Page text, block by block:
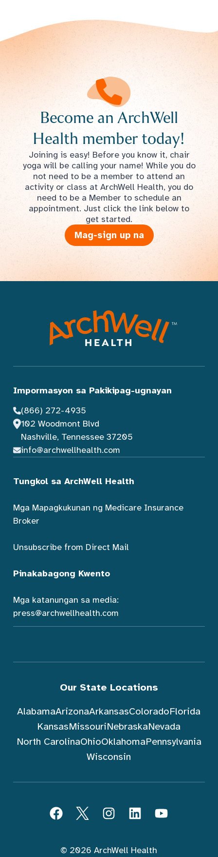
Become an ArchWell
Health member today!
Joining is easy! Before you know it, chair
yoga will be calling your name! While you do
not need to be a member to attend an
activity or class at ArchWell Health, you do
need to be a Member to schedule an
appointment. Just click the link below to
get started.
Mag-sign up na
Impormasyon sa Pakikipag-ugnayan
(866) 272-4935
102 Woodmont Blvd
Nashville, Tennessee 37205
info@archwellhealth.com
Tungkol sa ArchWell Health
Mga Mapagkukunan ng Medicare Insurance
Broker
Unsubscribe from Direct Mail
Pinakabagong Kwento
Mga katanungan sa media:
press@archwellhealth.com
Our State Locations
AlabamaArizonaArkansasColoradoFlorida
KansasMissouriNebraskaNevada
North CarolinaOhioOklahomaPennsylvania
Wisconsin
FacebookTwitterInstagramLinkedInYouTube
© 2026 ArchWell Health